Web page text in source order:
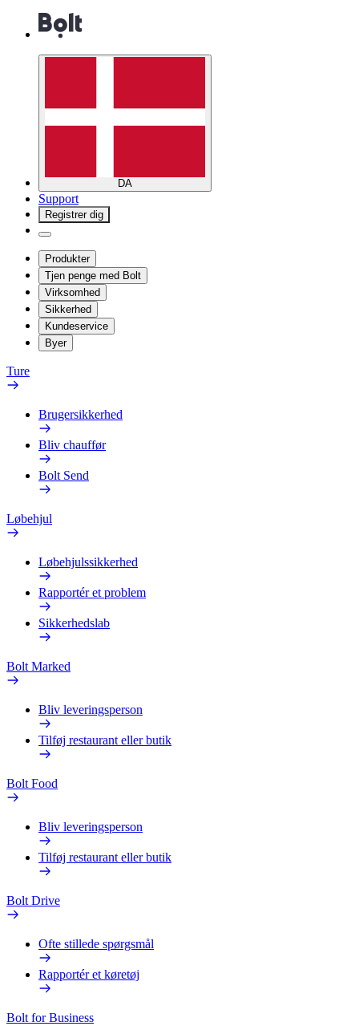
DA
Support
Registrer dig
Produkter
Tjen penge med Bolt
Virksomhed
Sikkerhed
Kundeservice
Byer
Ture
Brugersikkerhed
Bliv chauffør
Bolt Send
Løbehjul
Løbehjulssikkerhed
Rapportér et problem
Sikkerhedslab
Bolt Marked
Bliv leveringsperson
Tilføj restaurant eller butik
Bolt Food
Bliv leveringsperson
Tilføj restaurant eller butik
Bolt Drive
Ofte stillede spørgsmål
Rapportér et køretøj
Bolt for Business